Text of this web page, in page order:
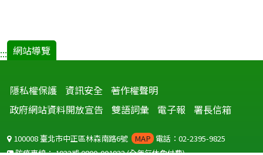
::: 網站導覽
隱私權保護 資訊安全 著作權聲明
政府網站資料開放宣告
雙語詞彙 電子報 署長信箱
100008 臺北市中正區林森南路6號 MAP 電話：02-2395-9825